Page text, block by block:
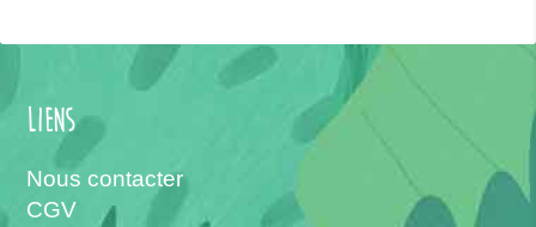
Liens
Nous contacter
CGV